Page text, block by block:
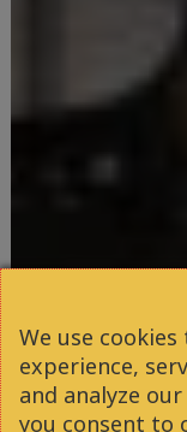
We use
experience,
and analyze
you consent to